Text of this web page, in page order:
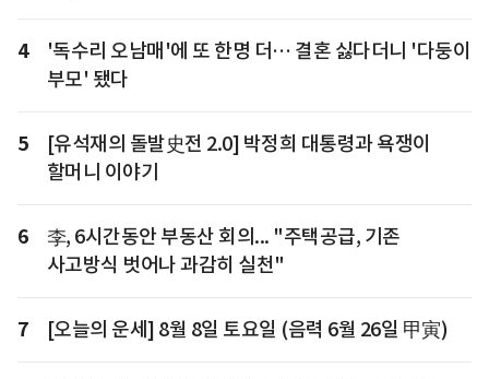
4
'독수리 오남매'에 또 한명 더… 결혼 싫다더니 '다둥이
부모' 됐다
5
[유석재의 돌발史전 2.0] 박정희 대통령과 욕쟁이
할머니 이야기
6
李, 6시간동안 부동산 회의... "주택공급, 기존
사고방식 벗어나 과감히 실천"
7 [오늘의 운세] 8월 8일 토요일 (음력 6월 26일 甲寅)